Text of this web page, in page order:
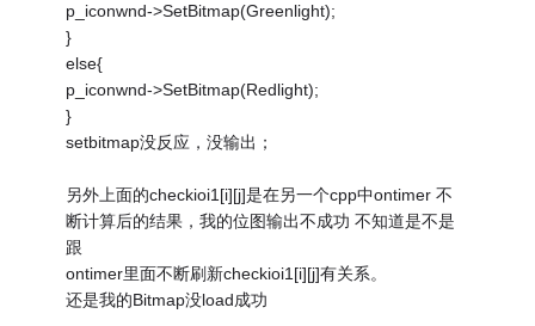
p_iconwnd->SetBitmap(Greenlight);
}
else{
p_iconwnd->SetBitmap(Redlight);
}
setbitmap没反应，没输出；
另外上面的checkioi1[i][j]是在另一个cpp中ontimer 不
断计算后的结果，我的位图输出不成功 不知道是不是
跟
ontimer里面不断刷新checkioi1[i][j]有关系。
还是我的Bitmap没load成功